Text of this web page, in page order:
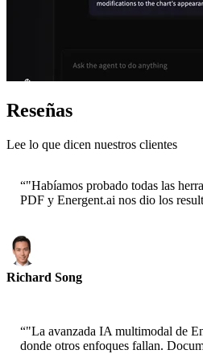
Reseñas
Lee lo que dicen nuestros clientes
“"Habíamos probado todas las
PDF y Energent.ai nos dio los
Richard Song
“"La avanzada IA multimodal de
donde otros enfoques fallan.